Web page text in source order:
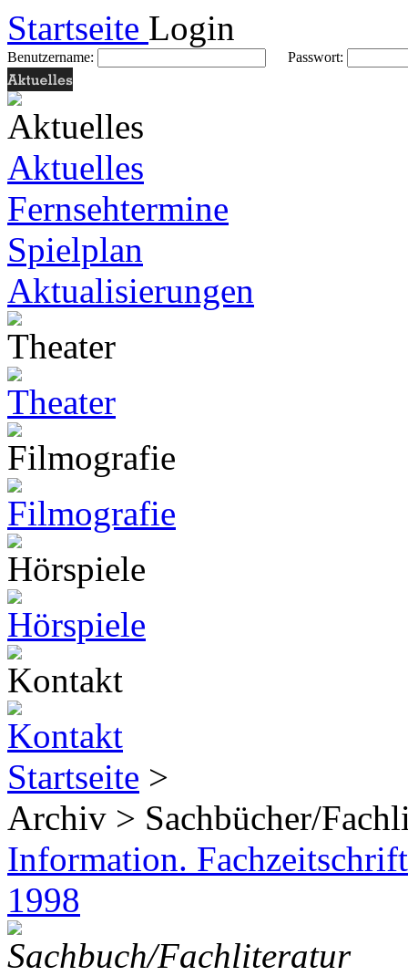
Startseite Login
Benutzername: Passwort:
Aktuelles
Fernsehtermine
Spielplan
Aktualisierungen
Startseite >
Archiv > Sachbücher/
Information.
1998
Sachbuch/Fachliteratur